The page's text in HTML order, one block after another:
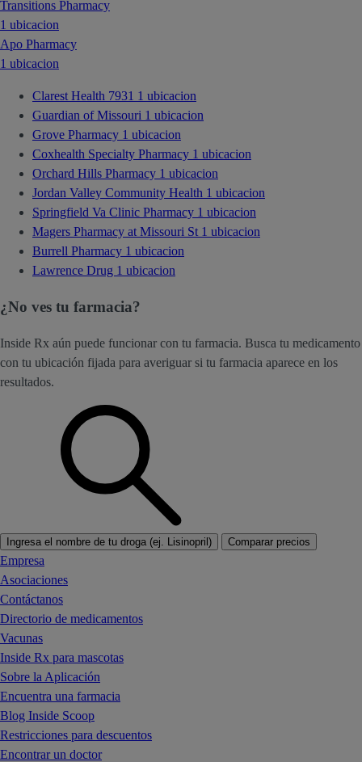
Transitions Pharmacy
1 ubicacion
Apo Pharmacy
1 ubicacion
Clarest Health 7931 1 ubicacion
Guardian of Missouri 1 ubicacion
Grove Pharmacy 1 ubicacion
Coxhealth Specialty Pharmacy 1 ubicacion
Orchard Hills Pharmacy 1 ubicacion
Jordan Valley Community Health 1 ubicacion
Springfield Va Clinic Pharmacy 1 ubicacion
Magers Pharmacy at Missouri St 1 ubicacion
Burrell Pharmacy 1 ubicacion
Lawrence Drug 1 ubicacion
¿No ves tu farmacia?
Inside Rx aún puede funcionar con tu farmacia. Busca tu medicamento
con tu ubicación fijada para averiguar si tu farmacia aparece en los
resultados.
Ingresa el nombre de tu droga (ej. Lisinopril) Comparar precios
Empresa
Asociaciones
Contáctanos
Directorio de medicamentos
Vacunas
Inside Rx para mascotas
Sobre la Aplicación
Encuentra una farmacia
Blog Inside Scoop
Restricciones para descuentos
Encontrar un doctor